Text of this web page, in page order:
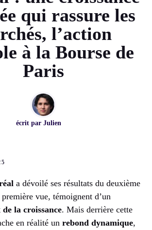
qui rassure les
l’action
à la Bourse de
Paris
écrit par Julien
a dévoilé ses résultats du deuxième
vue, témoignent d’un
la croissance. Mais derrière cette
en réalité un rebond dynamique,